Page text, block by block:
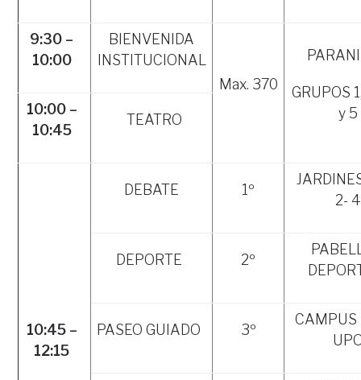
9:30 –
10:00
BIENVENIDA
INSTITUCIONAL
Max. 370
GRUPOS
y 5
10:00 –
10:45
TEATRO
10:45 –
12:15
DEBATE 1º
2- 4
DEPORTE 2º
PASEO GUIADO 3º
CAMPUS